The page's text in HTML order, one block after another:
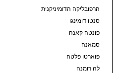
הרפובליקה הדומיניקנית
סנטו דומינגו
פונטה קאנה
סמאנה
פוארטו פלטה
לה רומנה